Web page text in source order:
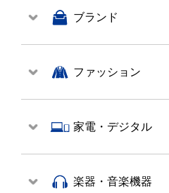
ブランド
ファッション
家電・デジタル
楽器・音楽機器